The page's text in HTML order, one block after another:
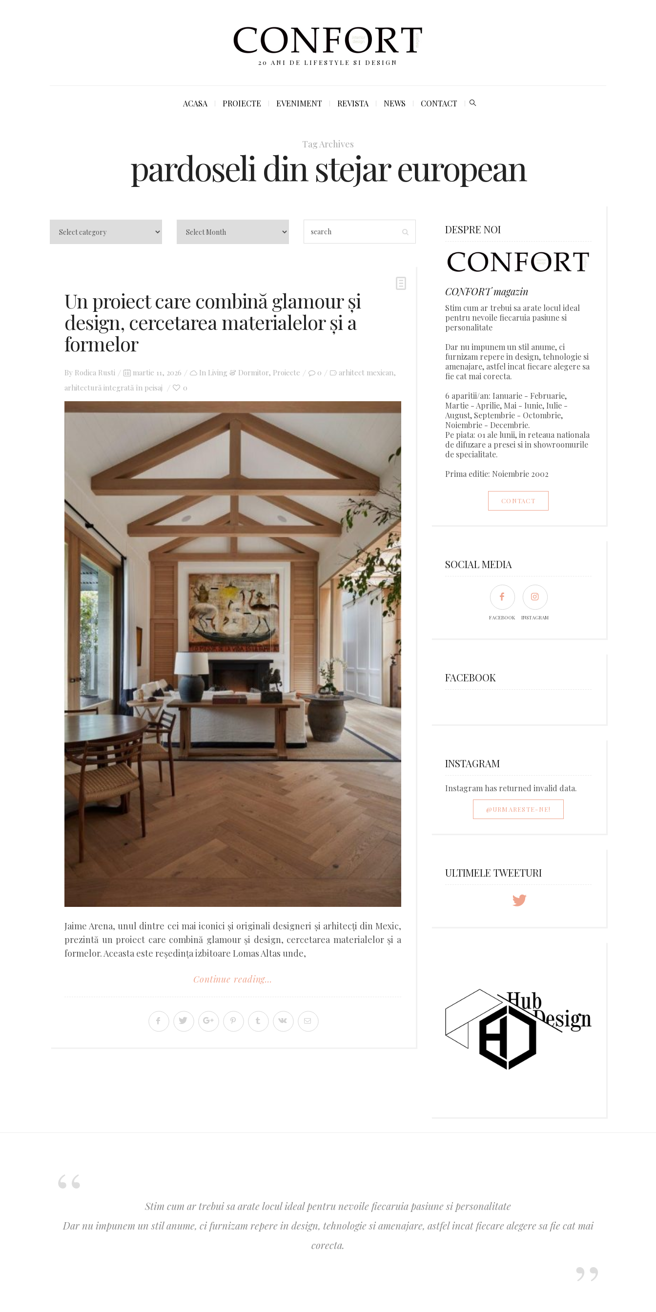
20 ANI DE LIFESTYLE SI DESIGN
ACASA PROIECTE EVENIMENT REVISTA NEWS CONTACT
Tag Archives
pardoseli din stejar european
Un proiect care combină glamour și
design, cercetarea materialelor și a
formelor
By Rodica Rusti
Posted
on
martie 11, 2026 In Living & Dormitor, Proiecte 0 arhitect mexican,
arhitectură integrată în peisaj 0
Jaime Arena, unul dintre cei mai iconici și originali designeri și arhitecți din Mexic,
prezintă un proiect care combină glamour și design, cercetarea materialelor și a
formelor. Aceasta este reședința izbitoare Lomas Altas unde,
Continue reading...
DESPRE NOI
CONFORT magazin
Stim cum ar trebui sa arate locul ideal
pentru nevoile fiecaruia pasiune si
personalitate
Dar nu impunem un stil anume, ci
furnizam repere in design, tehnologie si
amenajare, astfel incat fiecare alegere sa
fie cat mai corecta.
6 aparitii/an: Ianuarie - Februarie,
Martie - Aprilie, Mai - Iunie, Iulie -
August, Septembrie - Octombrie,
Noiembrie - Decembrie.
Pe piata: 01 ale lunii, in reteaua nationala
de difuzare a presei si in showroomurile
de specialitate.
Prima editie: Noiembrie 2002
CONTACT
SOCIAL MEDIA
FACEBOOK INSTAGRAM
FACEBOOK
INSTAGRAM
Instagram has returned invalid data.
@URMARESTE-NE!
ULTIMELE TWEETURI
Stim cum ar trebui sa arate locul ideal pentru nevoile fiecaruia pasiune si personalitate
Dar nu impunem un stil anume, ci furnizam repere in design, tehnologie si amenajare, astfel incat fiecare alegere sa fie cat mai
corecta.